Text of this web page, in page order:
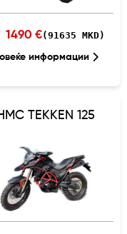
информации
1490 €(91635 MKD)
TEKKEN 125